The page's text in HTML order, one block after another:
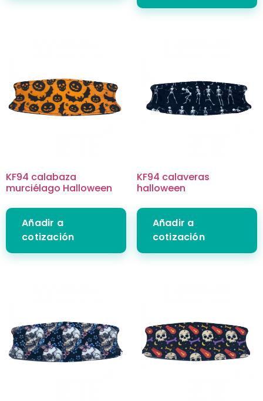
KF94 calabaza
murciélago Halloween
Añadir a
cotización
KF94 calaveras
halloween
Añadir a
cotización